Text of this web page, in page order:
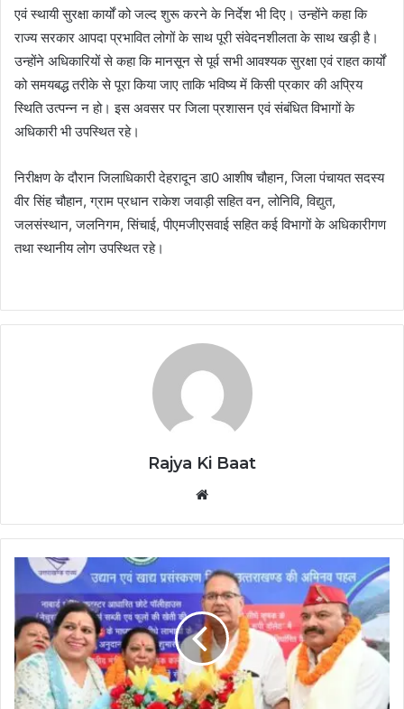
एवं स्थायी सुरक्षा कार्यों को जल्द शुरू करने के निर्देश भी दिए। उन्होंने कहा कि
राज्य सरकार आपदा प्रभावित लोगों के साथ पूरी संवेदनशीलता के साथ खड़ी है।
उन्होंने अधिकारियों से कहा कि मानसून से पूर्व सभी आवश्यक सुरक्षा एवं राहत कार्यों
को समयबद्ध तरीके से पूरा किया जाए ताकि भविष्य में किसी प्रकार की अप्रिय
स्थिति उत्पन्न न हो। इस अवसर पर जिला प्रशासन एवं संबंधित विभागों के
अधिकारी भी उपस्थित रहे।
निरीक्षण के दौरान जिलाधिकारी देहरादून डा0 आशीष चौहान, जिला पंचायत सदस्य
वीर सिंह चौहान, ग्राम प्रधान राकेश जवाड़ी सहित वन, लोनिवि, विद्युत,
जलसंस्थान, जलनिगम, सिंचाई, पीएमजीएसवाई सहित कई विभागों के अधिकारीगण
तथा स्थानीय लोग उपस्थित रहे।
Rajya Ki Baat